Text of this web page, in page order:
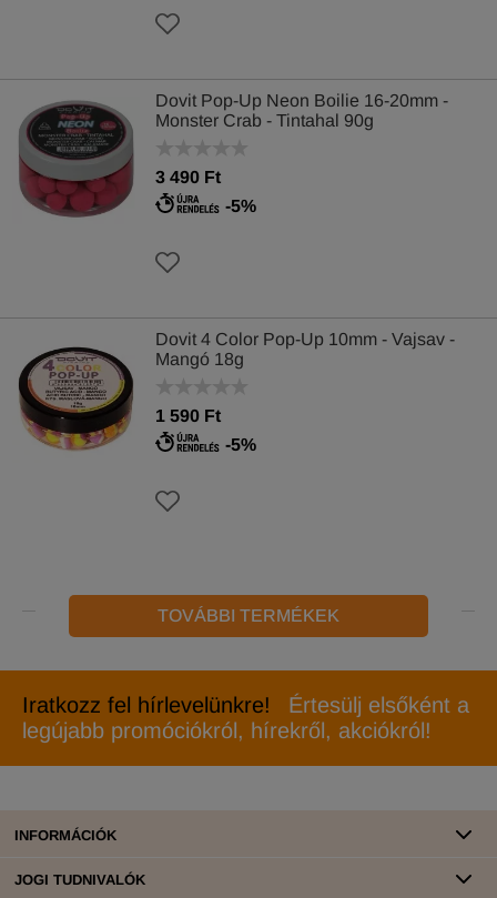
Dovit Pop-Up Neon Boilie 16-20mm -
Monster Crab - Tintahal 90g
3 490 Ft
-5%
Dovit 4 Color Pop-Up 10mm - Vajsav -
Mangó 18g
1 590 Ft
-5%
TOVÁBBI TERMÉKEK
Iratkozz fel hírlevelünkre!
Értesülj elsőként a
legújabb promóciókról, hírekről, akciókról!
INFORMÁCIÓK
JOGI TUDNIVALÓK